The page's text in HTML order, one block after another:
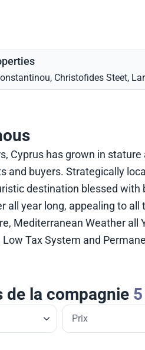
Christofides Steet,
Cyprus has grown in
and buyers. Strategically
destination blessed
all year long, appealing to
Mediterranean Weather all
Tax System and
de la compagnie 5
Prix